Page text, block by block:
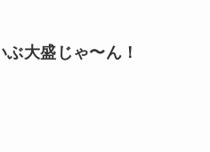
大盛じゃ〜ん！